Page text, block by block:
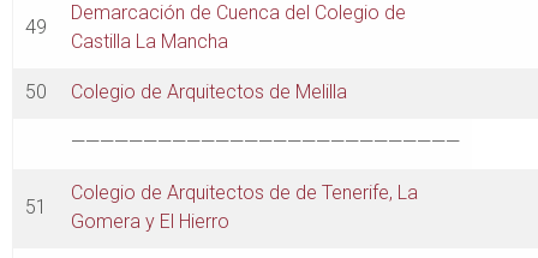
49
Demarcación de Cuenca del Colegio de
Castilla La Mancha
50 Colegio de Arquitectos de Melilla
———————————————————————————
51
Colegio de Arquitectos de de Tenerife, La
Gomera y El Hierro